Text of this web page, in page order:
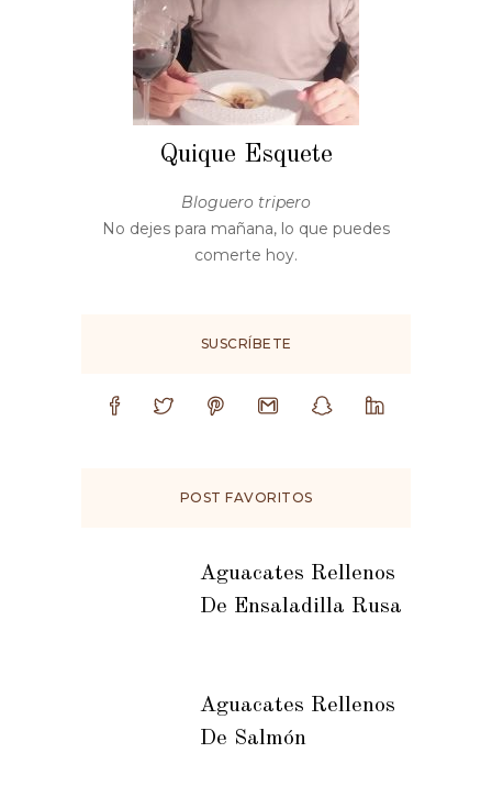
Quique Esquete
Bloguero tripero
No dejes para mañana, lo que puedes
comerte hoy.
SUSCRÍBETE
POST FAVORITOS
Aguacates Rellenos
De Ensaladilla Rusa
Aguacates Rellenos
De Salmón